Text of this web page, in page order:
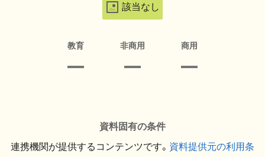
該当なし
教育 非商用 商用
資料固有の条件
連携機関が提供するコンテンツです。 資料提供元の利用条